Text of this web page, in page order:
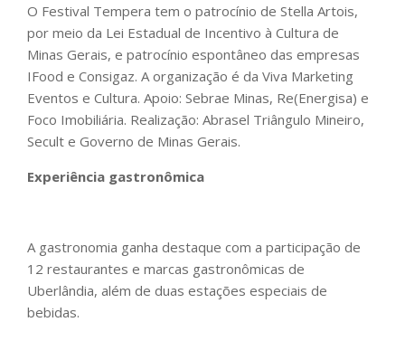
O Festival Tempera tem o patrocínio de Stella Artois,
por meio da Lei Estadual de Incentivo à Cultura de
Minas Gerais, e patrocínio espontâneo das empresas
IFood e Consigaz. A organização é da Viva Marketing
Eventos e Cultura. Apoio: Sebrae Minas, Re(Energisa) e
Foco Imobiliária. Realização: Abrasel Triângulo Mineiro,
Secult e Governo de Minas Gerais.
Experiência gastronômica
A gastronomia ganha destaque com a participação de
12 restaurantes e marcas gastronômicas de
Uberlândia, além de duas estações especiais de
bebidas.